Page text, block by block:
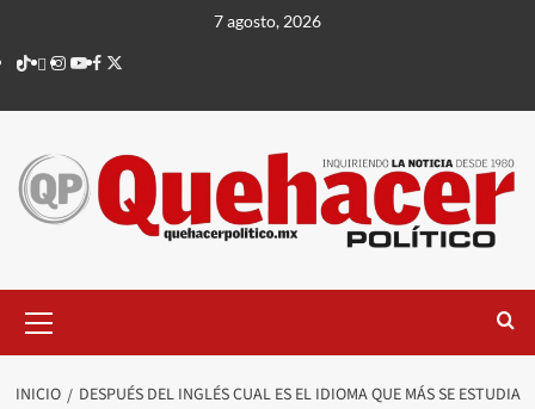
contenido
7 agosto, 2026
TikTok
threads
Instagram
Youtube
Facebook
X
principal
INICIO
DESPUÉS DEL INGLÉS CUAL ES EL IDIOMA QUE MÁS SE ESTUDIA